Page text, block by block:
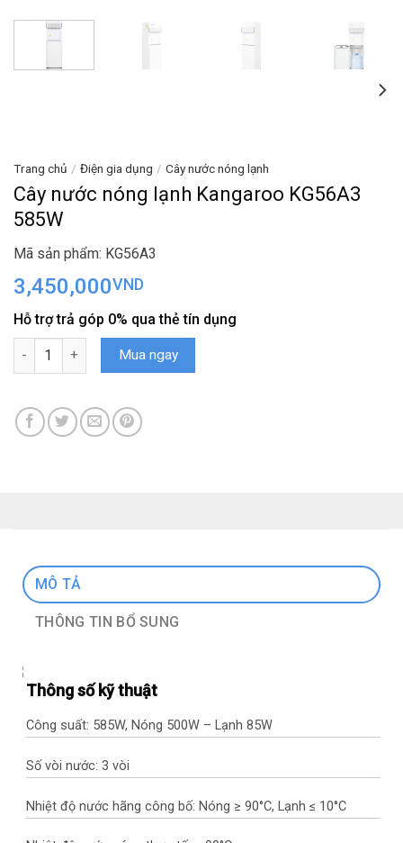
Trang chủ / Điện gia dụng / Cây nước nóng lạnh
Cây nước nóng lạnh Kangaroo KG56A3
585W
Mã sản phẩm: KG56A3
3,450,000VND
Hỗ trợ trả góp 0% qua thẻ tín dụng
Cây nước nóng lạnh Kangaroo KG56A3 585W số lượng
Mua ngay
MÔ TẢ
THÔNG TIN BỔ SUNG
Thông số kỹ thuật
Công suất: 585W, Nóng 500W – Lạnh 85W
Số vòi nước: 3 vòi
Nhiệt độ nước hãng công bố: Nóng ≥ 90°C, Lạnh ≤ 10°C